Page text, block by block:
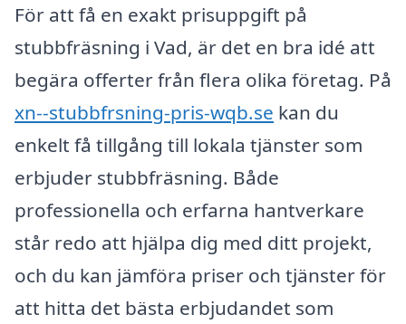
För att få en exakt prisuppgift på
stubbfräsning i Vad, är det en bra idé att
begära offerter från flera olika företag. På
xn--stubbfrsning-pris-wqb.se kan du
enkelt få tillgång till lokala tjänster som
erbjuder stubbfräsning. Både
professionella och erfarna hantverkare
står redo att hjälpa dig med ditt projekt,
och du kan jämföra priser och tjänster för
att hitta det bästa erbjudandet som